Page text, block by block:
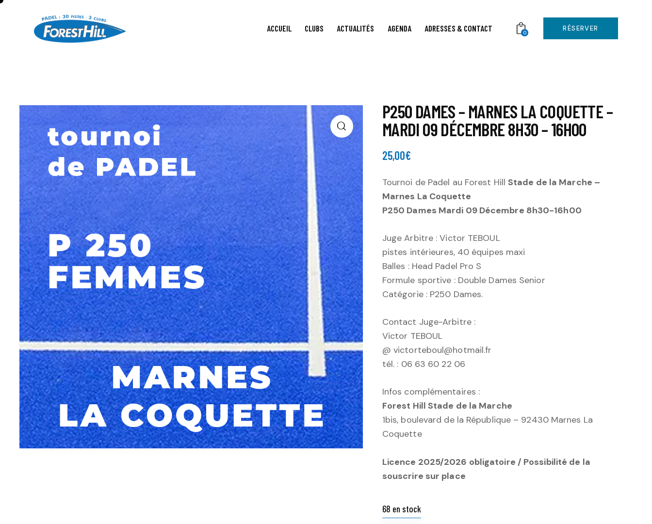
ACCUEIL CLUBS ACTUALITÉS AGENDA ADRESSES & CONTACT 0
RÉSERVER
P250 DAMES – MARNES LA COQUETTE –
MARDI 09 DÉCEMBRE 8H30 – 16H00
25,00€
Tournoi de Padel au Forest HillStade de la Marche –
Marnes La Coquette
P250 Dames Mardi 09 Décembre 8h30-16h00
Juge Arbitre : Victor TEBOUL
pistes intérieures, 40 équipes maxi
Balles : Head Padel Pro S
Formule sportive : Double Dames Senior
Catégorie : P250 Dames.
Contact Juge-Arbitre :
Victor TEBOUL
@ victorteboul@hotmail.fr
tél. : 06 63 60 22 06
Infos complémentaires :
Forest Hill Stade de la Marche
1bis, boulevard de la République – 92430 Marnes La
Coquette
Licence 2025/2026 obligatoire / Possibilité de la
souscrire sur place
68 en stock